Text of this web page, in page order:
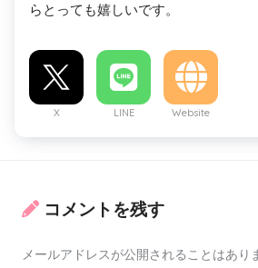
らとっても嬉しいです。
X LINE Website
コメントを残す
メールアドレスが公開されることはあり